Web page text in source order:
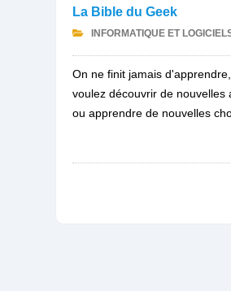
La Bible du Geek
INFORMATIQUE ET
On ne finit jamais
voulez découvrir de nouvelles
ou apprendre de nouvelles